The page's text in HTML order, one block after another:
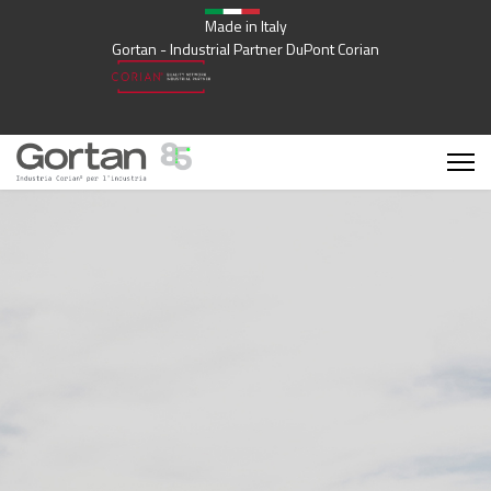
Made in Italy
Gortan - Industrial Partner DuPont Corian